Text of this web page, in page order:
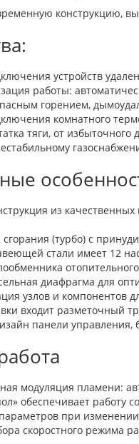
конструкцию,
устройств
работы:
горением,
комнатного
тяги, от избыточного
из
(турбо) с
стали имеет 12
диафрагма для
узлов и компонентов
входит разметочный
панели управления,
модуляция пламени:
обеспечивает работу
при
скоростного режима